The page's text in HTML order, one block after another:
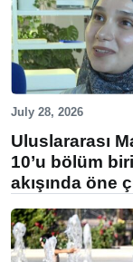
July 28, 2026
Uluslararası
10’u bölüm
akışında öne